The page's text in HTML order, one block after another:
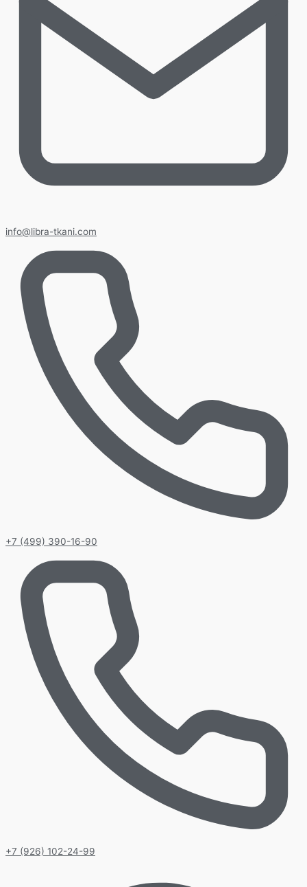
info@libra-tkani.com
+7 (499) 390-16-90
+7 (926) 102-24-99